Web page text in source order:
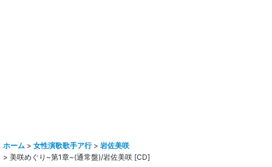
ホーム > 女性演歌歌手ア行 > 岩佐美咲
> 美咲めぐり~第1章~(通常盤)/岩佐美咲 [CD]